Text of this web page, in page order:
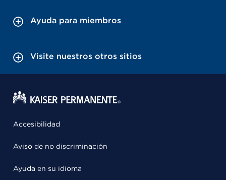
Ayuda para miembros
Visite nuestros otros sitios
Accesibilidad
Aviso de no discriminación
Ayuda en su idioma